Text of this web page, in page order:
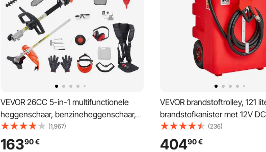
VEVOR 26CC 5-in-1 multifunctionele
heggenschaar, benzineheggenschaar,
onkruidverdelger, draadtrimmer,
kantenmaaier, stoksnoeischaar,
(1,967)
16390€
VEVOR brandstoftrolley, 121
brandstofkanister met 12V DC
brandstofovervoerpomp, 3,96
afvoerslang en sproeier,
(236)
40490€